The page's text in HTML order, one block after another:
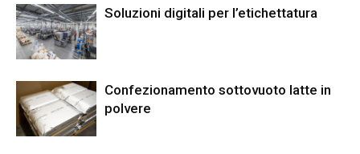
Soluzioni digitali per l’etichettatura
Confezionamento sottovuoto latte in
polvere